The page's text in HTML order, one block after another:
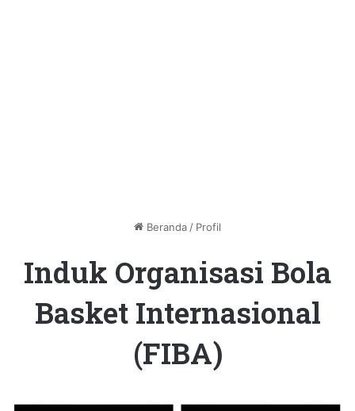
Beranda / Profil
Induk Organisasi Bola
Basket Internasional
(FIBA)